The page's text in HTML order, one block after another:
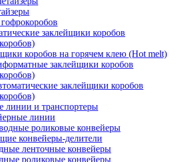
заклейщики коробов
коробов на горячем клею (Hot melt)
заклейщики коробов
заклейщики коробов
линии и транспортеры
линии
роликовые конвейеры
конвейеры-делители
ленточные конвейеры
роликовые конвейеры